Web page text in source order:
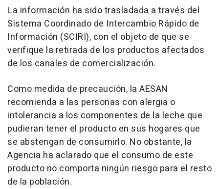
La información ha sido trasladada a través del
Sistema Coordinado de Intercambio Rápido de
Información (SCIRI), con el objeto de que se
verifique la retirada de los productos afectados
de los canales de comercialización.
Como medida de precaución, la AESAN
recomienda a las personas con alergia o
intolerancia a los componentes de la leche que
pudieran tener el producto en sus hogares que
se abstengan de consumirlo. No obstante, la
Agencia ha aclarado que el consumo de este
producto no comporta ningún riesgo para el resto
de la población.